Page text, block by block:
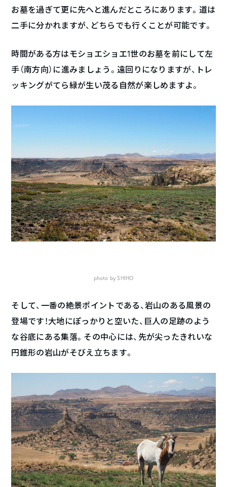
お墓を過ぎて更に先へと進んだところにあります。道は
二手に分かれますが、どちらでも行くことが可能です。
時間がある方はモショエショエ1世のお墓を前にして左
手（南方向）に進みましょう。遠回りになりますが、トレ
ッキングがてら緑が生い茂る自然が楽しめますよ。
photo by SHIHO
そして、一番の絶景ポイントである、岩山のある風景の
登場です！大地にぽっかりと空いた、巨人の足跡のよう
な谷底にある集落。その中心には、先が尖ったきれいな
円錐形の岩山がそびえ立ちます。